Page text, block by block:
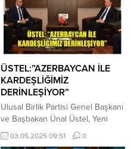
ÜSTEL:”AZERBAYCAN İLE
KARDEŞLİĞİMİZ
DERİNLEŞİYOR”
Ulusal Birlik Partisi Genel Başkanı
ve Başbakan Ünal Üstel, Yeni
Azerbaycan Partisi Milletvekili
Ramil Hasan’ı kabul ederek
03.05.2025 09:51 0